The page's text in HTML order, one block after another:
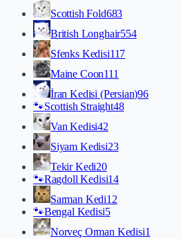
Scottish Fold683
British Longhair554
Sfenks Kedisi117
Maine Coon111
İran Kedisi (Persian)96
🐾Scottish Straight48
Van Kedisi42
Siyam Kedisi23
Tekir Kedi20
🐾Ragdoll Kedisi14
Sarman Kedi12
🐾Bengal Kedisi5
Norveç Orman Kedisi1